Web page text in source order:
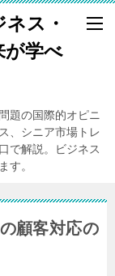
ス・
が学べ
題の国際的オピニ
、シニア市場トレ
で解説。ビジネス
す。
顧客対応の